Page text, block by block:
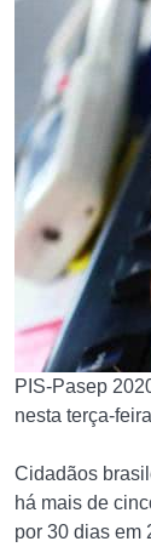
PIS-Pasep
nesta terça-
Cidadãos
há mais de
por 30 dias em